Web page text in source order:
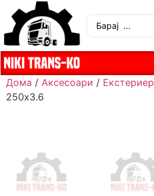
Дома / Аксесоари / Екстериер
250х3.6